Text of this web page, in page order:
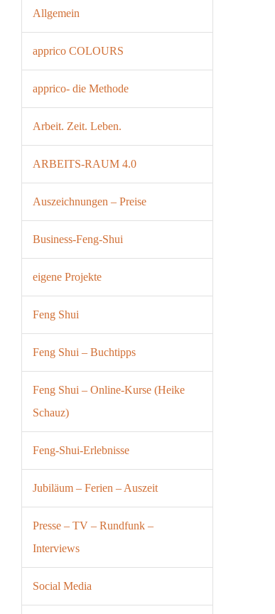
Allgemein
apprico COLOURS
apprico- die Methode
Arbeit. Zeit. Leben.
ARBEITS-RAUM 4.0
Auszeichnungen – Preise
Business-Feng-Shui
eigene Projekte
Feng Shui
Feng Shui – Buchtipps
Feng Shui – Online-Kurse (Heike
Schauz)
Feng-Shui-Erlebnisse
Jubiläum – Ferien – Auszeit
Presse – TV – Rundfunk –
Interviews
Social Media